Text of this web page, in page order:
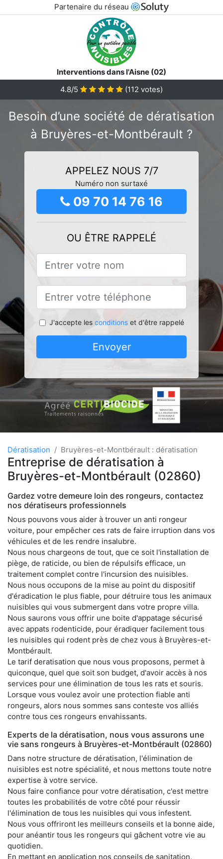
Partenaire du réseau
Interventions dans l'Aisne (02)
4.8/5
(112 votes)
Besoin d’une société de dératisation
à Bruyères-et-Montbérault ?
APPELEZ NOUS 7/7
Numéro non surtaxé
09 70 14 76 16
OU ÊTRE RAPPELÉ
J'accepte les conditionset d'être rappelé
Envoyer
Dératisation Bruyères-et-Montbérault : dératisation
Entreprise de dératisation à
Bruyères-et-Montbérault (02860)
Gardez votre demeure loin des rongeurs, contactez
nos dératiseurs professionnels
Nous pouvons vous aider à trouver un anti rongeur
voiture, pour empêcher ces rats de faire irruption dans vos
véhicules et de les rendre insalubre.
Nous nous chargeons de tout, que ce soit l'installation de
piège, de raticide, ou bien de répulsifs efficace, un
traitement complet contre l'incursion des nuisibles.
Nous nous occupons de la mise au point du dispositif
d'éradication le plus fiable, pour détruire tous les animaux
nuisibles qui vous submergent dans votre propre villa.
Nous saurons vous offrir une boite d'appatage sécurisé
avec appats rodenticide, pour éradiquer facilement tous
les nuisibles qui rodent près de chez vous à Bruyères-et-
Montbérault.
Le tarif deratisation que nous vous proposons, permet à
quiconque, quel que soit son budget, d'avoir accès à nos
services pour une élimination de tous les rats et souris.
Lorsque vous voulez avoir une protection fiable anti
rongeurs, alors nous sommes sans conteste vos alliés
contre tous ces rongeurs envahissants.
Experts de la dératisation, nous vous assurons une
vie sans rongeurs à Bruyères-et-Montbérault (02860)
Dans notre structure de dératisation, l'élimination de
nuisibles est notre spécialité, et nous mettons toute notre
expertise à votre service.
Nous faire confiance pour votre dératisation, c'est mettre
toutes les probabilités de votre côté pour réussir
l'élimination de tous les nuisibles qui vous infestent.
Nous vous offriront les meilleurs conseils et la bonne aide,
pour anéantir tous les rongeurs qui gâchent votre vie au
quotidien.
En mettant en application nos conseils de sanitation,